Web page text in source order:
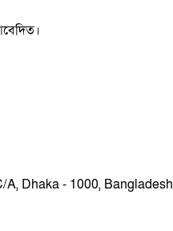
A, Dhaka - 1000, Bangladesh